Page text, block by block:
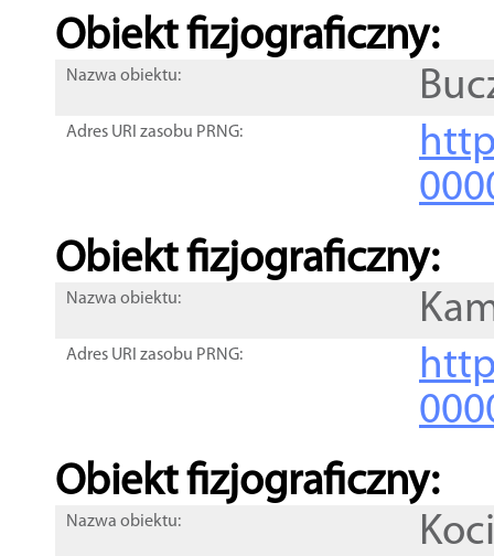
Obiekt fizjograficzny:
Nazwa obiektu:
Adres URI zasobu PRNG:
Obiekt fizjograficzny:
Nazwa obiektu:
Adres URI zasobu PRNG:
Obiekt fizjograficzny:
Nazwa obiektu: